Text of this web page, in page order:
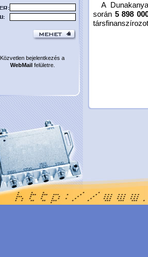
Közvetlen bejelentkezés a
WebMailfelületre.
A
során 5 898